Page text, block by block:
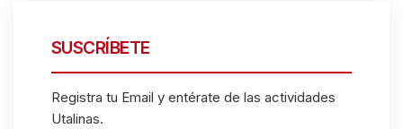
SUSCRÍBETE
Registra tu Email y entérate de las actividades
Utalinas.